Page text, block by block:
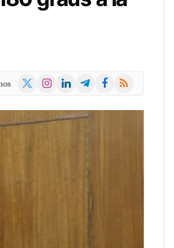
X
Instagram
LinkedInTelegramFacebook
RSS